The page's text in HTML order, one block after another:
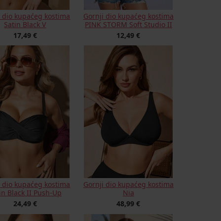
kupaćeg kostima
Satin Black V
17,49 €
Gornji dio kupaćeg kostima
PINK STORM Soft Studio II
12,49 €
kupaćeg kostima
Black II Push-Up
24,49 €
Gornji dio kupaćeg kostima
Nia
48,99 €